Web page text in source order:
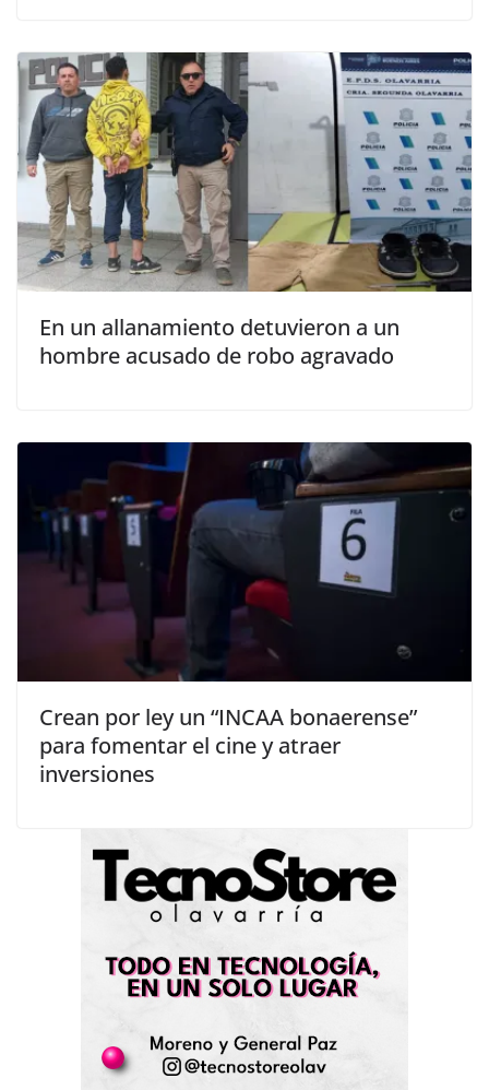
En un allanamiento detuvieron a un
hombre acusado de robo agravado
Crean por ley un “INCAA bonaerense”
para fomentar el cine y atraer
inversiones